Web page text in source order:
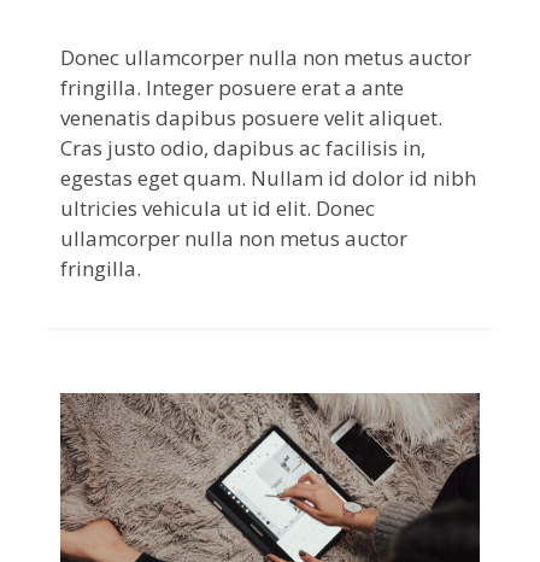
Donec ullamcorper nulla non metus auctor
fringilla. Integer posuere erat a ante
venenatis dapibus posuere velit aliquet.
Cras justo odio, dapibus ac facilisis in,
egestas eget quam. Nullam id dolor id nibh
ultricies vehicula ut id elit. Donec
ullamcorper nulla non metus auctor
fringilla.